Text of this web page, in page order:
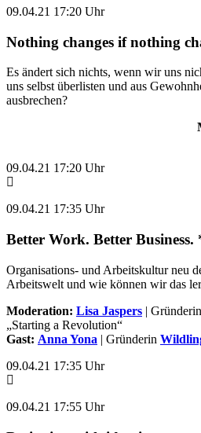
09.04.21 17:20 Uhr
Nothing changes if nothing
Es ändert sich nichts, wenn wir uns
uns selbst überlisten und aus
ausbrechen?
09.04.21 17:20 Uhr
09.04.21 17:35 Uhr
Better Work. Better
Organisations- und Arbeitskultur neu
Arbeitswelt und wie können wir das
Moderation: Lisa Jaspers |
„Starting a Revolution“
Gast: Anna Yona | Gründerin
09.04.21 17:35 Uhr
09.04.21 17:55 Uhr